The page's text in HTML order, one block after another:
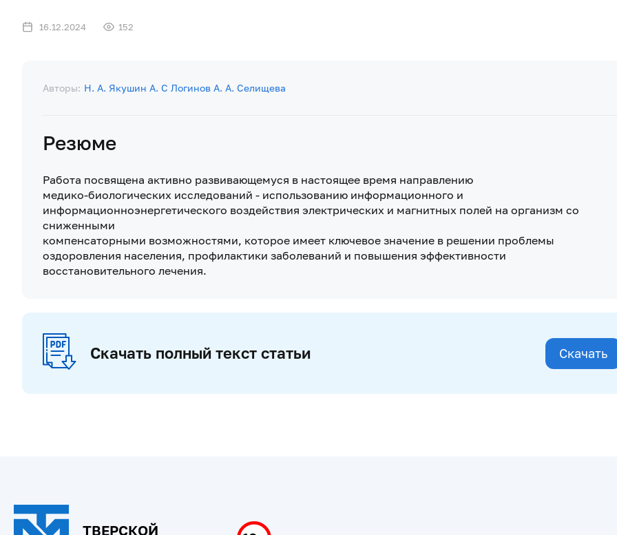
16.12.2024 152
Авторы: Н. А. Якушин А. С Логинов А. А. Селищева
Резюме
Работа посвящена активно развивающемуся в настоящее время направлению
медико-биологических исследований - использованию информационного и
информационноэнергетического воздействия электрических и магнитных полей на организм со
сниженными
компенсаторными возможностями, которое имеет ключевое значение в решении проблемы
оздоровления населения, профилактики заболеваний и повышения эффективности
восстановительного лечения.
Скачать полный текст статьи Скачать
ТВЕРСКОЙ